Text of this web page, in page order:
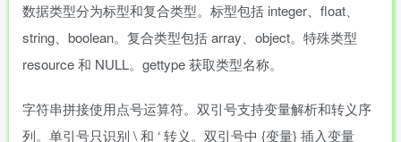
数据类型分为标型和复合类型。标型包括 integer、float、
string、boolean。复合类型包括 array、object。特殊类型
resource 和 NULL。gettype 获取类型名称。
字符串拼接使用点号运算符。双引号支持变量解析和转义序
列。单引号只识别 \ 和 ‘ 转义。双引号中 {变量} 插入变量